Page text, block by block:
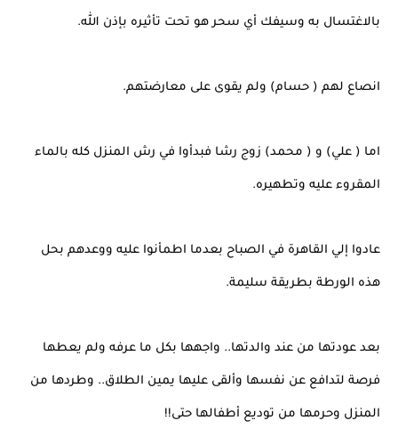
بالاغتسال به وسيفك أي سحر هو تحت تأثيره بإذن الله.
انصاع لهم ( حسام) ولم يقوى على معارضتهم.
اما ( علي) و ( محمد) زوج رشا فبدأوا في رش المنزل كله بالماء
المقروء عليه وتطهيره.
عادوا إلي القاهرة في الصباح بعدما اطمأنوا عليه ووعدهم بحل
هذه الورطة بطريقة سليمة.
بعد عودتها من عند والدتها.. واجهها بكل ما عرفه ولم يعطها
فرصة لتدافع عن نفسها وألقى عليها يمين الطلاق.. وطردها من
المنزل وحرمها من توديع أطفالها حتى!!